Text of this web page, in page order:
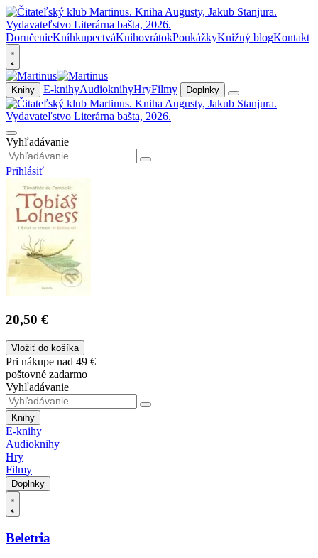
DoručenieKníhkupectváKnihovrátokPoukážkyKnižný blogKontakt
Knihy E-knihyAudioknihyHryFilmy Doplnky
Vyhľadávanie
Prihlásiť
20,50 €
Vložiť do košíka
Pri nákupe nad 49 €
poštovné zadarmo
Vyhľadávanie
Knihy
E-knihy
Audioknihy
Hry
Filmy
Doplnky
Beletria